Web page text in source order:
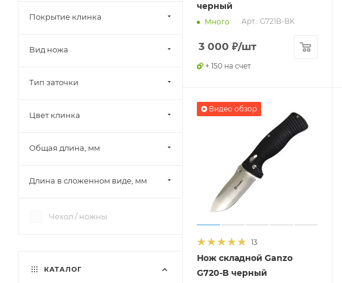
черный
Много Арт.: G721B-BK
3 000 ₽/шт
+ 150 на счет
Видео обзор
13
Нож складной Ganzo
G720-B черный
AUS8
D2
XC90
Покрытие клинка
Вид ножа
Тип заточки
Цвет клинка
Общая длина, мм
Длина в сложенном виде, мм
Чехол / ножны
КАТАЛОГ